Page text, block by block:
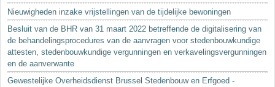
Nieuwigheden inzake vrijstellingen van de tijdelijke bewoningen
Besluit van de BHR van 31 maart 2022 betreffende de digitalisering van
de behandelingsprocedures van de aanvragen voor stedenbouwkundige
attesten, stedenbouwkundige vergunningen en verkavelingsvergunningen
en de aanverwante
Gewestelijke Overheidsdienst Brussel Stedenbouw en Erfgoed -